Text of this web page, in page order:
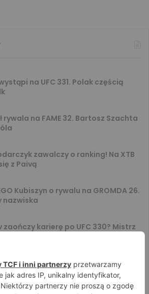
na UFC 331. Polak częścią
rywala na FAME 32. Bartosz Szachta
zawalczy o ranking! Na XTB
z Paivą
Kubiszyn o rywalu na GROMDA 26.
nazwiska
zaończy karierę po UFC 330? Mistrz
w język. Wymowna sugestia o
Murańskiego [VIDEO]